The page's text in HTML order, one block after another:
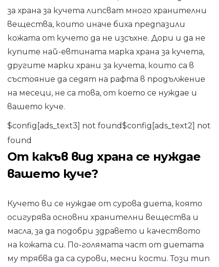
за храна за кучета липсват много хранителни
вещества, които иначе биха предпазили
кожата от кучето да не изсъхне. Дори и да не
купите най-евтината марка храна за кучета,
другите марки храни за кучета, които са в
състояние да седят на рафта в продължение
на месеци, не са това, от което се нуждае и
вашето куче.
$config[ads_text3] not found$config[ads_text2] not
found
От какъв вид храна се нуждае
вашето куче?
Кучето ви се нуждае от сурова диета, която
осигурява основни хранителни вещества и
масла, за да подобри здравето и качеството
на кожата си. По-голямата част от диетата
му трябва да са сурови, месни кости. Този тип